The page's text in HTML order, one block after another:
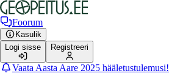
Foorum
Kasulik
Logi sisse
Registreeri
Vaata Aasta Aare 2025 hääletustulemusi!